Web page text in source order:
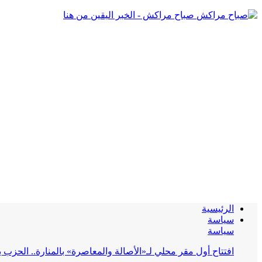
صباح مراكش - الخبر اليقين من هنا
الرئيسية
سياسة
سياسة
افتتاح أول مقر محلي لـ«الأصالة والمعاصرة» بالمنارة..